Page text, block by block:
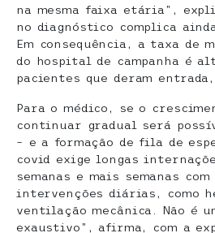
na mesma faixa etária”,
no diagnóstico complica
Em consequência, a taxa de
do hospital de campanha é
pacientes que deram
Para o médico, se o
continuar gradual será
– e a formação de fila de
covid exige longas
semanas e mais semanas
intervenções diárias, como
ventilação mecânica. Não é
exaustivo”, afirma, com a